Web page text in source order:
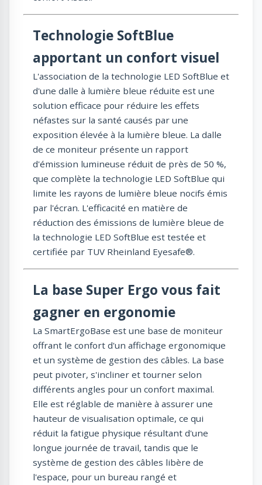
Technologie SoftBlue
apportant un confort visuel
L'association de la technologie LED SoftBlue et
d'une dalle à lumière bleue réduite est une
solution efficace pour réduire les effets
néfastes sur la santé causés par une
exposition élevée à la lumière bleue. La dalle
de ce moniteur présente un rapport
d'émission lumineuse réduit de près de 50 %,
que complète la technologie LED SoftBlue qui
limite les rayons de lumière bleue nocifs émis
par l'écran. L'efficacité en matière de
réduction des émissions de lumière bleue de
la technologie LED SoftBlue est testée et
certifiée par TUV Rheinland Eyesafe®.
La base Super Ergo vous fait
gagner en ergonomie
La SmartErgoBase est une base de moniteur
offrant le confort d'un affichage ergonomique
et un système de gestion des câbles. La base
peut pivoter, s'incliner et tourner selon
différents angles pour un confort maximal.
Elle est réglable de manière à assurer une
hauteur de visualisation optimale, ce qui
réduit la fatigue physique résultant d'une
longue journée de travail, tandis que le
système de gestion des câbles libère de
l'espace, pour un bureau rangé et